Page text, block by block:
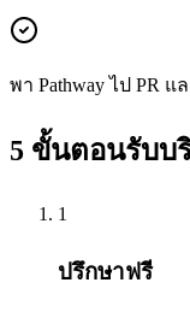
พา Pathway ไป PR
5 ขั้นตอนรับบ
1
ปรึกษาฟรี